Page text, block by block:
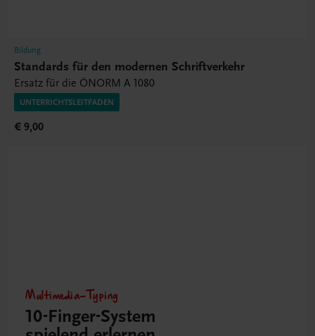
Bildung
Standards für den modernen Schriftverkehr
Ersatz für die ÖNORM A 1080
UNTERRICHTSLEITFADEN
€ 9,00
Multimedia-Typing
10-Finger-­System